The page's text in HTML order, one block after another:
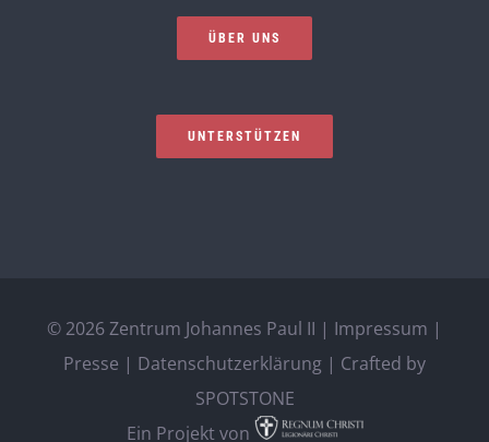
ÜBER UNS
UNTERSTÜTZEN
© 2026 Zentrum Johannes Paul II | Impressum |
Presse | Datenschutzerklärung | Crafted by
SPOTSTONE
Ein Projekt von